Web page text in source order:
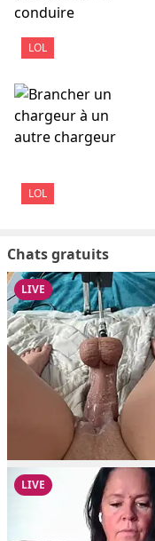
LOL
LOL
Chats gratuits